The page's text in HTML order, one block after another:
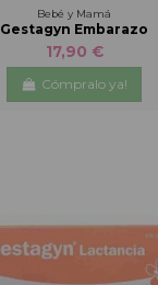
Bebé y Mamá
Gestagyn Embarazo
17,90 €
Cómpralo ya!